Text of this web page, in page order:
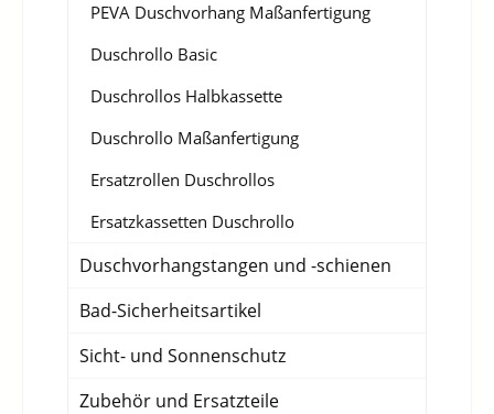
PEVA Duschvorhang Maßanfertigung
Duschrollo Basic
Duschrollos Halbkassette
Duschrollo Maßanfertigung
Ersatzrollen Duschrollos
Ersatzkassetten Duschrollo
Duschvorhangstangen und -schienen
Bad-Sicherheitsartikel
Sicht- und Sonnenschutz
Zubehör und Ersatzteile